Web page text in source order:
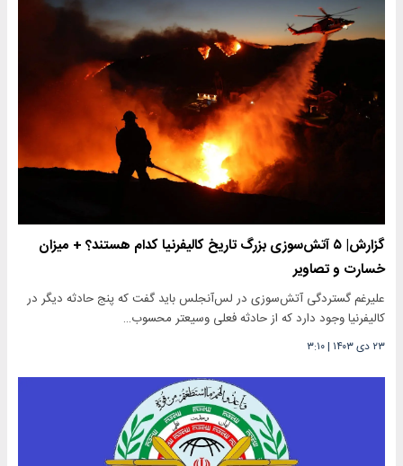
گزارش| ۵ آتش‌سوزی‌ بزرگ تاریخ کالیفرنیا کدام هستند؟ + میزان
خسارت و تصاویر
علیرغم گستردگی آتش‌سوزی در لس‌آنجلس باید گفت که پنج حادثه دیگر در
کالیفرنیا وجود دارد که از حادثه فعلی وسیعتر محسوب…
۲۳ دی ۱۴۰۳ |۳:۱۰